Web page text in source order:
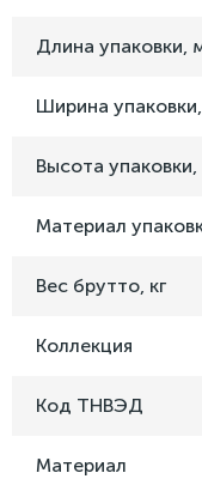
Длина упаковки,
Ширина
Высота
Материал
Вес брутто, кг
Коллекция
Код ТНВЭД
Материал